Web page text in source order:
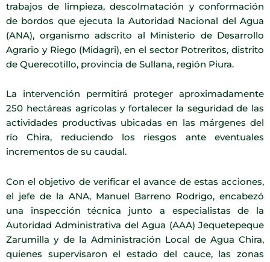
trabajos de limpieza, descolmatación y conformación
de bordos que ejecuta la Autoridad Nacional del Agua
(ANA), organismo adscrito al Ministerio de Desarrollo
Agrario y Riego (Midagri), en el sector Potreritos, distrito
de Querecotillo, provincia de Sullana, región Piura.
La intervención permitirá proteger aproximadamente
250 hectáreas agrícolas y fortalecer la seguridad de las
actividades productivas ubicadas en las márgenes del
río Chira, reduciendo los riesgos ante eventuales
incrementos de su caudal.
Con el objetivo de verificar el avance de estas acciones,
el jefe de la ANA, Manuel Barreno Rodrigo, encabezó
una inspección técnica junto a especialistas de la
Autoridad Administrativa del Agua (AAA) Jequetepeque
Zarumilla y de la Administración Local de Agua Chira,
quienes supervisaron el estado del cauce, las zonas